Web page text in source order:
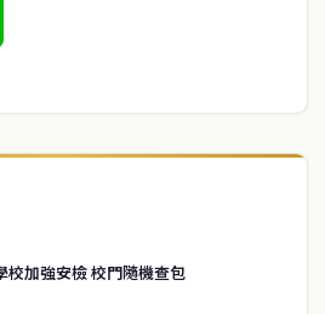
校加強安檢 校門隨機查包